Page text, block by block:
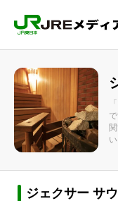
ジェクサー サ